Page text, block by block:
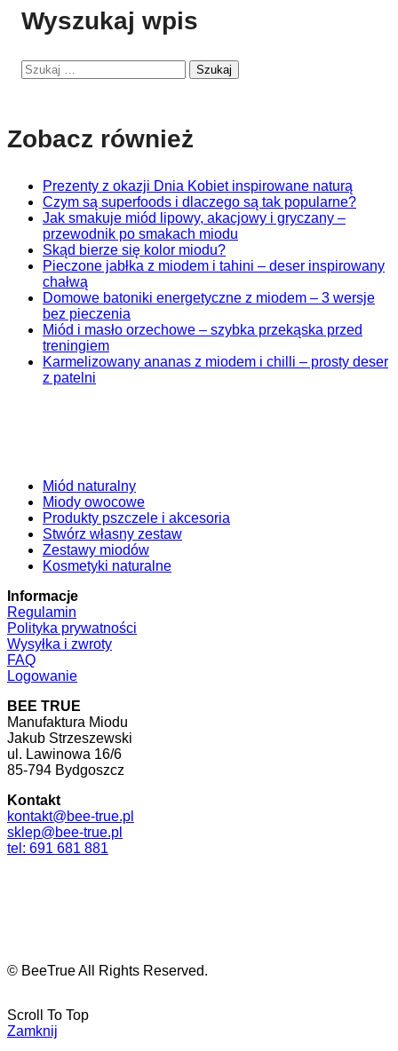
Wyszukaj wpis
Szukaj
Zobacz również
Prezenty z okazji Dnia Kobiet inspirowane naturą
Czym są superfoods i dlaczego są tak popularne?
Jak smakuje miód lipowy, akacjowy i gryczany –
przewodnik po smakach miodu
Skąd bierze się kolor miodu?
Pieczone jabłka z miodem i tahini – deser inspirowany
chałwą
Domowe batoniki energetyczne z miodem – 3 wersje
bez pieczenia
Miód i masło orzechowe – szybka przekąska przed
treningiem
Karmelizowany ananas z miodem i chilli – prosty deser
z patelni
Miód naturalny
Miody owocowe
Produkty pszczele i akcesoria
Stwórz własny zestaw
Zestawy miodów
Kosmetyki naturalne
Informacje
Regulamin
Polityka prywatności
Wysyłka i zwroty
FAQ
Logowanie
BEE TRUE
Manufaktura Miodu
Jakub Strzeszewski
ul. Lawinowa 16/6
85-794 Bydgoszcz
Kontakt
kontakt@bee-true.pl
sklep@bee-true.pl
tel: 691 681 881
© BeeTrue All Rights Reserved.
Scroll To Top
Zamknij